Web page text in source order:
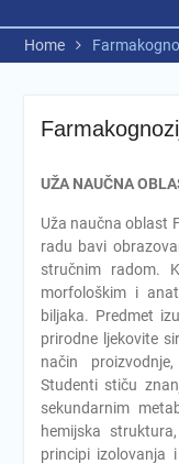
Home
UŽA NAUČNA
Uža naučna oblast
radu bavi
stručnim radom.
morfološkim i
biljaka. Predmet
prirodne ljekovite
način
Studenti stiču
sekundarnim
hemijska
principi izolovanja